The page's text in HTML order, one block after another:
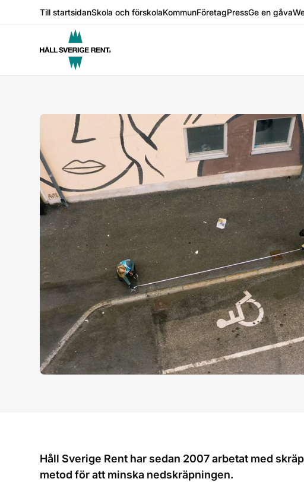
Till startsidanSkola och förskolaKommunFöretagPressGe en gåva
Håll Sverige Rent har sedan 2007 arbetat med
metod för att minska nedskräpningen.